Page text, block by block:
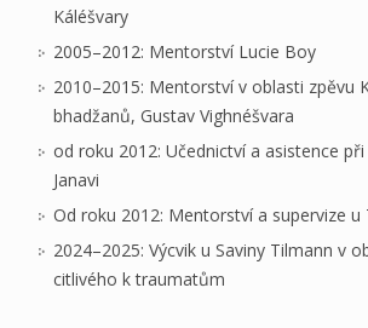
Káléšvary
2005–2012: Mentorství Lucie Boy
2010–2015: Mentorství v oblasti zpěvu
bhadžanů, Gustav Vighnéšvara
od roku 2012: Učednictví a asistence
Janavi
Od roku 2012: Mentorství a supervize u
2024–2025: Výcvik u Saviny Tilmann v
citlivého k traumatům